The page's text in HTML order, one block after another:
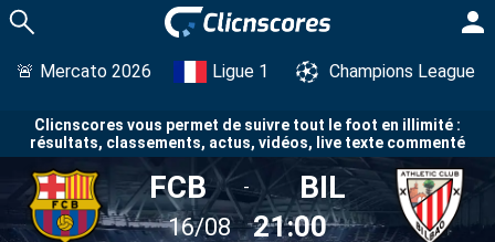
🚨 Mercato 2026 Ligue 1 Champions League
Clicnscores vous permet de suivre tout le foot en illimité :
résultats, classements, actus, vidéos, live texte commenté
FCB - BIL
16/08 21:00